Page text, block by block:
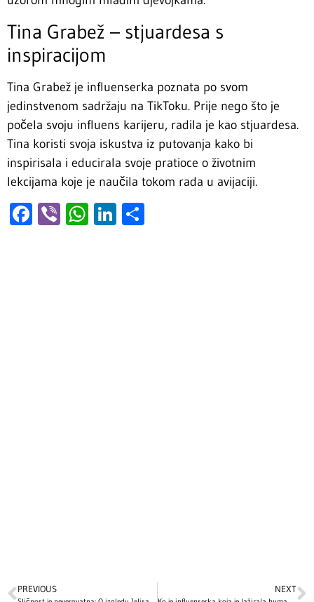
Tina Grabež – stjuardesa s
inspiracijom
Tina Grabež je influenserka poznata po svom
jedinstvenom sadržaju na TikToku. Prije nego što je
počela svoju influens karijeru, radila je kao stjuardesa.
Tina koristi svoja iskustva iz putovanja kako bi
inspirisala i educirala svoje pratioce o životnim
lekcijama koje je naučila tokom rada u avijaciji.
Facebook
ViberWhatsApp
LinkedIn
PREVIOUS NEXT